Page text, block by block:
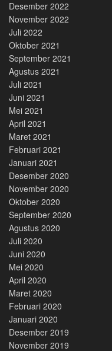
Desember 2022
November 2022
Juli 2022
Oktober 2021
September 2021
Agustus 2021
Juli 2021
Juni 2021
Mei 2021
April 2021
Maret 2021
Februari 2021
Januari 2021
Desember 2020
November 2020
Oktober 2020
September 2020
Agustus 2020
Juli 2020
Juni 2020
Mei 2020
April 2020
Maret 2020
Februari 2020
Januari 2020
Desember 2019
November 2019